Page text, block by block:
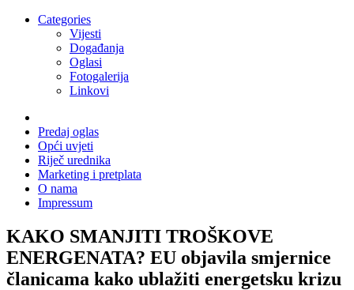
Categories
Vijesti
Događanja
Oglasi
Fotogalerija
Linkovi
Predaj oglas
Opći uvjeti
Riječ urednika
Marketing i pretplata
O nama
Impressum
KAKO SMANJITI TROŠKOVE
ENERGENATA? EU objavila smjernice
članicama kako ublažiti energetsku krizu